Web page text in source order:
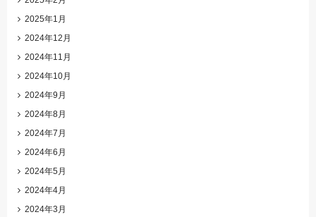
2025年1月
2024年12月
2024年11月
2024年10月
2024年9月
2024年8月
2024年7月
2024年6月
2024年5月
2024年4月
2024年3月